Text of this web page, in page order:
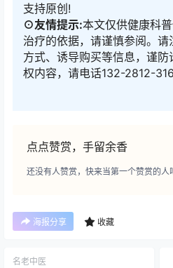
支持原创!
⊙友情提示:本文仅供健康科
治疗的依据，请谨慎参阅。
方式、诱导购买等信息，谨
权内容，请电话132-2812-
点点赞赏，手留余香
还没有人赞赏，快来当第一个赞赏的人
海报分享 收藏
名老中医